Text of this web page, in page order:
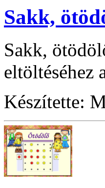
Sakk,
Sakk,
eltöltéséhez
Készítette: